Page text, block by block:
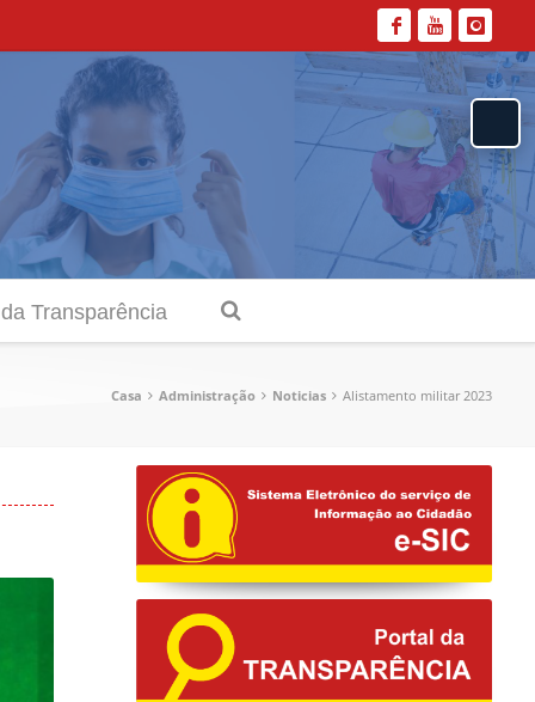
Transparência
Casa Administração Noticias Alistamento militar 2023